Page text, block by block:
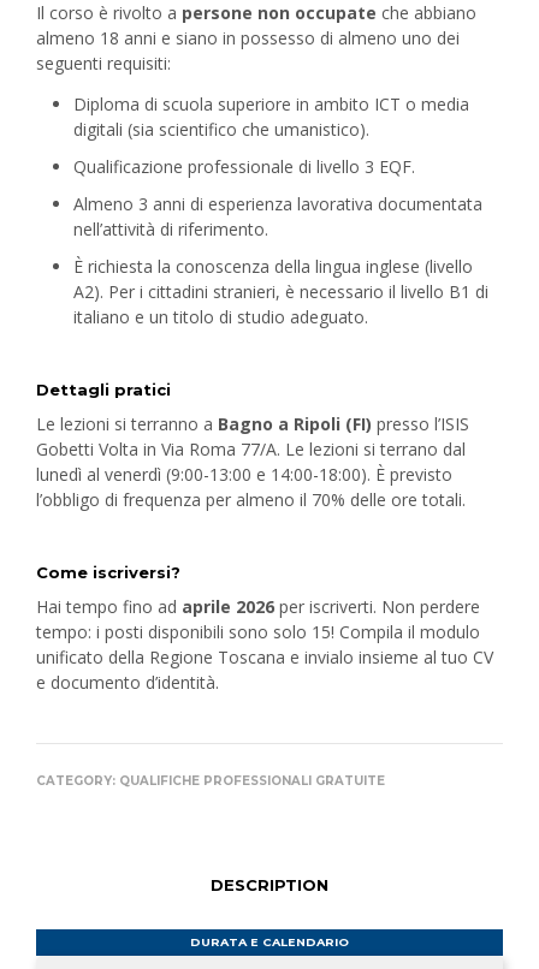
Il corso è rivolto a persone non occupate che abbiano
almeno 18 anni e siano in possesso di almeno uno dei
seguenti requisiti:
Diploma di scuola superiore in ambito ICT o media
digitali (sia scientifico che umanistico).
Qualificazione professionale di livello 3 EQF.
Almeno 3 anni di esperienza lavorativa documentata
nell’attività di riferimento.
È richiesta la conoscenza della lingua inglese (livello
A2). Per i cittadini stranieri, è necessario il livello B1 di
italiano e un titolo di studio adeguato.
Dettagli pratici
Le lezioni si terranno a Bagno a Ripoli (FI) presso l’ISIS
Gobetti Volta in Via Roma 77/A. Le lezioni si terrano dal
lunedì al venerdì (9:00-13:00 e 14:00-18:00). È previsto
l’obbligo di frequenza per almeno il 70% delle ore totali.
Come iscriversi?
Hai tempo fino ad aprile 2026 per iscriverti. Non perdere
tempo: i posti disponibili sono solo 15! Compila il modulo
unificato della Regione Toscana e invialo insieme al tuo CV
e documento d’identità.
CATEGORY: QUALIFICHE PROFESSIONALI GRATUITE
DESCRIPTION
DURATA E CALENDARIO